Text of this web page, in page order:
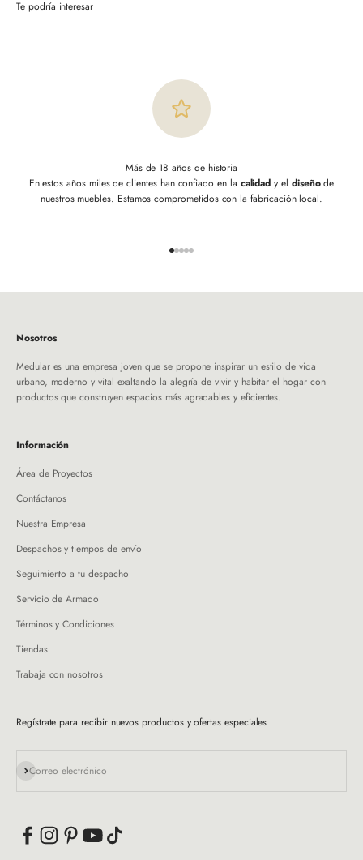
Más de 18 años de historia
En estos años miles de clientes han confiado en la calidad y el diseñode
nuestros muebles. Estamos comprometidos con la fabricación local.
Ir al artículo 1
Ir al artículo 2
Ir al artículo 3
Ir al artículo 4
Ir al artículo 5
Nosotros
Medular es una empresa joven que se propone inspirar un estilo de vida
urbano, moderno y vital exaltando la alegría de vivir y habitar el hogar con
productos que construyen espacios más agradables y eficientes.
Información
Área de Proyectos
Contáctanos
Nuestra Empresa
Despachos y tiempos de envío
Seguimiento a tu despacho
Servicio de Armado
Términos y Condiciones
Tiendas
Trabaja con nosotros
Regístrate para recibir nuevos productos y ofertas especiales
Correo electrónico
Suscribirse